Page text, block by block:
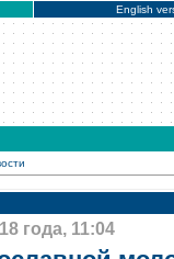
English
года, 11:04